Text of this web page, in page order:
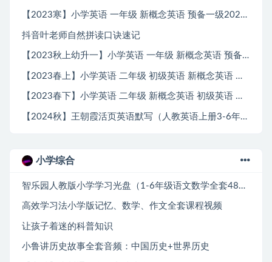
【2023寒】小学英语 一年级 新概念英语 预备一级2023春上 张译
抖音叶老师自然拼读口诀速记
【2023秋上幼升一】小学英语 一年级 新概念英语 预备一级 闫舒月
【2023春上】小学英语 二年级 初级英语 新概念英语 预备二级 杨细平
【2023春下】小学英语 二年级 新概念英语 初级英语 预备二级 杨细平
【2024秋】王朝霞活页英语默写（人教英语上册3-6年级）
小学综合
智乐园人教版小学学习光盘（1-6年级语文数学全套48碟）
高效学习法小学版记忆、数学、作文全套课程视频
让孩子着迷的科普知识
小鲁讲历史故事全套音频：中国历史+世界历史